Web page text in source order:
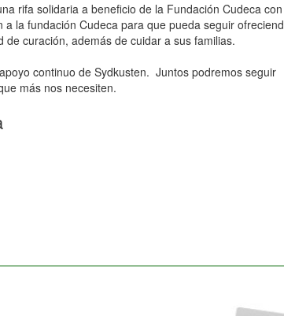
rifa solidaria a beneficio de la Fundación Cudeca
la fundación Cudeca para que pueda seguir
de curación, además de cuidar a sus familias.
continuo de Sydkusten. Juntos podremos seguir
más nos necesiten.